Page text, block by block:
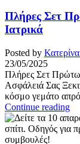
Πλήρες Σετ
Ιατρικά
Posted by
23/05/2025
Πλήρες Σετ
Ασφάλειά Σας
κόσμο γεμάτο
Continue reading